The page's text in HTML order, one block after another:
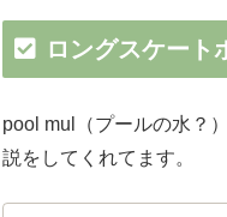
ロングスケート
pool mul（プールの水？
説をしてくれてます。